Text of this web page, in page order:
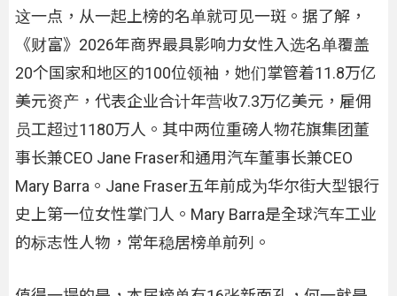
这一点，从一起上榜的名单就可见一斑。据了解，
《财富》2026年商界最具影响力女性入选名单覆盖
20个国家和地区的100位领袖，她们掌管着11.8万亿
美元资产，代表企业合计年营收7.3万亿美元，雇佣
员工超过1180万人。其中两位重磅人物花旗集团董
事长兼CEO Jane Fraser和通用汽车董事长兼CEO
Mary Barra。Jane Fraser五年前成为华尔街大型银行
史上第一位女性掌门人。Mary Barra是全球汽车工业
的标志性人物，常年稳居榜单前列。